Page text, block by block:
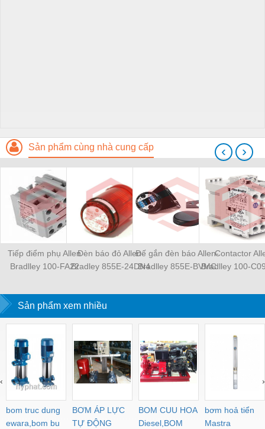
Sản phẩm cùng nhà cung cấp
Tiếp điểm phụ Allen
Bradlley 100-FA22
Đèn báo đỏ Allen-
Bradley 855E-24DN4
Đế gắn đèn báo Allen-
Bradlley 855E-BVMC
Contactor
Bradlley 100-
‹ ›
Sản phẩm xem nhiều
bom truc dung
ewara,bom bu
BƠM ÁP LỰC
TỰ ĐỘNG
BOM CUU HOA
Diesel,BOM
bơm hoả tiển
Mastra
‹ ›